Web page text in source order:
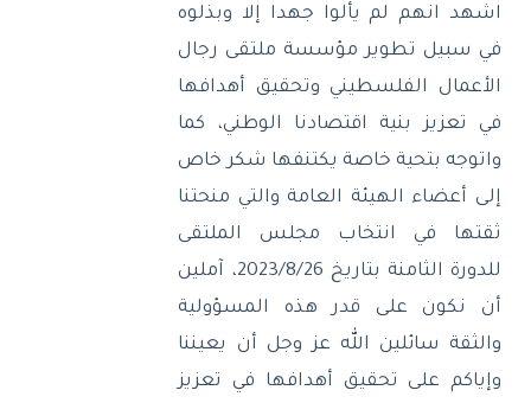
اشهد انهم لم يألوا جهدا إلا وبذلوه
في سبيل تطوير مؤسسة ملتقى رجال
الأعمال الفلسطيني وتحقيق أهدافها
في تعزيز بنية اقتصادنا الوطني، كما
واتوجه بتحية خاصة يكتنفها شكر خاص
إلى أعضاء الهيئة العامة والتي منحتنا
ثقتها في انتخاب مجلس الملتقى
للدورة الثامنة بتاريخ
، آملين
أن نكون على قدر هذه المسؤولية
والثقة سائلين الله عز وجل أن يعيننا
وإياكم على تحقيق أهدافها في تعزيز